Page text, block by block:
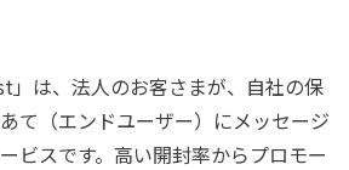
」は、法人のお客さまが、自社の保
て（エンドユーザー）にメッセージ
ビスです。高い開封率からプロモー